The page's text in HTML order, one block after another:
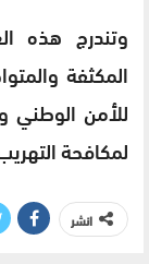
وتندرج هذه
المكثفة
للأمن الوطني
لمكافحة
انشر